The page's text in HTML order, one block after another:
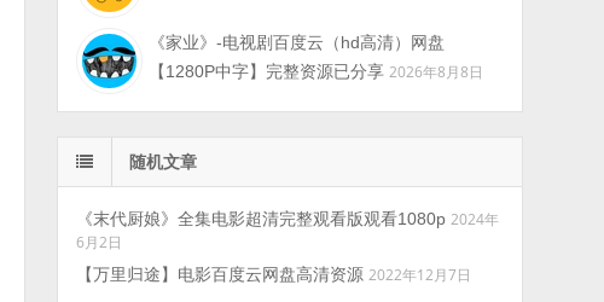
《家业》-电视剧百度云（hd高清）网盘
【1280P中字】完整资源已分享 2026年8月8日
随机文章
《末代厨娘》全集电影超清完整观看版观看1080p 2024年
6月2日
【万里归途】电影百度云网盘高清资源 2022年12月7日